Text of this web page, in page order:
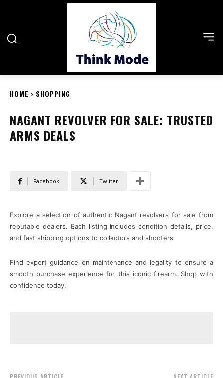
HOME SHOPPING
NAGANT REVOLVER FOR SALE: TRUSTED
ARMS DEALS
Facebook Twitter
Explore a selection of authentic Nagant revolvers for sale from
reputable dealers. Each listing includes condition details, price,
and fast shipping options to collectors and shooters.
Find expert guidance on maintenance and legality to ensure a
smooth purchase experience for this iconic firearm. Shop with
confidence today.
PREVIOUS ARTICLE NEXT ARTICLE